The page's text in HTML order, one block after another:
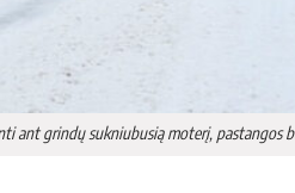
ant grindų sukniubusią moterį, pastangos